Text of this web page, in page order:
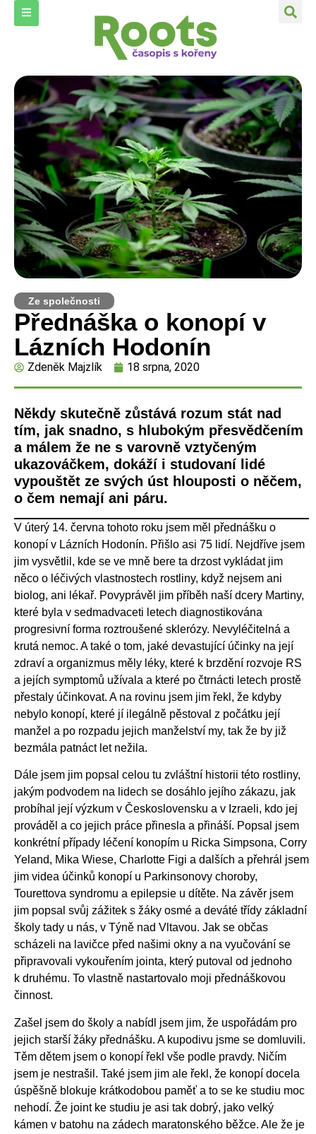
Ze společnosti
Přednáška o konopí v
Lázních Hodonín
Zdeněk Majzlík 18 srpna, 2020
Někdy skutečně zůstává rozum stát nad
tím, jak snadno, s hlubokým přesvědčením
a málem že ne s varovně vztyčeným
ukazováčkem, dokáží i studovaní lidé
vypouštět ze svých úst hlouposti o něčem,
o čem nemají ani páru.
V úterý 14. června tohoto roku jsem měl přednášku o
konopí v Lázních Hodonín. Přišlo asi 75 lidí. Nejdříve jsem
jim vysvětlil, kde se ve mně bere ta drzost vykládat jim
něco o léčivých vlastnostech rostliny, když nejsem ani
biolog, ani lékař. Povyprávěl jim příběh naší dcery Martiny,
které byla v sedmadvaceti letech diagnostikována
progresivní forma roztroušené sklerózy. Nevyléčitelná a
krutá nemoc. A také o tom, jaké devastující účinky na její
zdraví a organizmus měly léky, které k brzdění rozvoje RS
a jejích symptomů užívala a které po čtrnácti letech prostě
přestaly účinkovat. A na rovinu jsem jim řekl, že kdyby
nebylo konopí, které jí ilegálně pěstoval z počátku její
manžel a po rozpadu jejich manželství my, tak že by již
bezmála patnáct let nežila.
Dále jsem jim popsal celou tu zvláštní historii této rostliny,
jakým podvodem na lidech se dosáhlo jejího zákazu, jak
probíhal její výzkum v Československu a v Izraeli, kdo jej
prováděl a co jejich práce přinesla a přináší. Popsal jsem
konkrétní případy léčení konopím u Ricka Simpsona, Corry
Yeland, Mika Wiese, Charlotte Figi a dalších a přehrál jsem
jim videa účinků konopí u Parkinsonovy choroby,
Tourettova syndromu a epilepsie u dítěte. Na závěr jsem
jim popsal svůj zážitek s žáky osmé a deváté třídy základní
školy tady u nás, v Týně nad Vltavou. Jak se občas
scházeli na lavičce před našimi okny a na vyučování se
připravovali vykouřením jointa, který putoval od jednoho
k druhému. To vlastně nastartovalo moji přednáškovou
činnost.
Zašel jsem do školy a nabídl jsem jim, že uspořádám pro
jejich starší žáky přednášku. A kupodivu jsme se domluvili.
Těm dětem jsem o konopí řekl vše podle pravdy. Ničím
jsem je nestrašil. Také jsem jim ale řekl, že konopí docela
úspěšně blokuje krátkodobou paměť a to se ke studiu moc
nehodí. Že joint ke studiu je asi tak dobrý, jako velký
kámen v batohu na zádech maratonského běžce. Ale že je